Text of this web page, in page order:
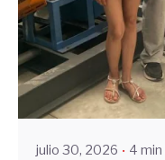
Enviado por
UHE
julio 30, 2026 4